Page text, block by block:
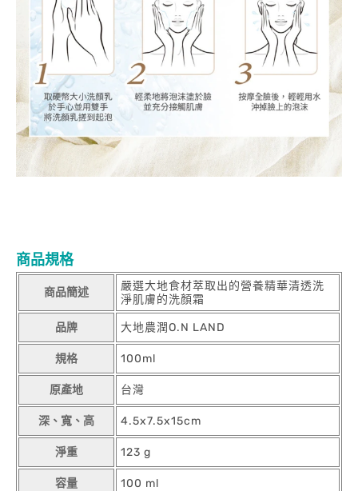
商品規格
商品簡述
嚴選大地食材萃取出的營養精華清透洗
淨肌膚的洗顏霜
品牌 大地農潤O.N LAND
規格 100ml
原產地 台灣
深、寬、高 4.5x7.5x15cm
淨重 123 g
容量 100 ml